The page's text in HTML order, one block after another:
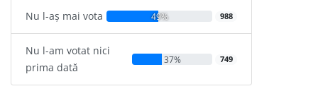
Nu l-aș mai vota 49% 988
Nu l-am votat nici
prima dată
37% 749